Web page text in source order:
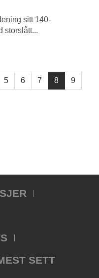
sitt 140-
storslått...
5 6 7 8 9
SETT